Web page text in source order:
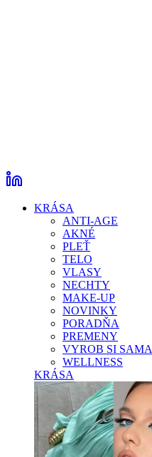
KRÁSA
ANTI-AGE
AKNÉ
PLEŤ
TELO
VLASY
NECHTY
MAKE-UP
NOVINKY
PORADŇA
PREMENY
VYROB SI SAMA
WELLNESS
KRÁSA